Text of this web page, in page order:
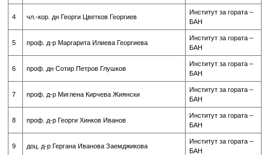
4 чл.-кор. дн Георги Цветков Георгиев
Институт за гората –
БАН
5 проф. д-р Маргарита Илиева Георгиева
Институт за гората –
БАН
6 проф. дн Сотир Петров Глушков
Институт за гората –
БАН
7 проф. д-р Миглена Кирчева Жиянски
Институт за гората –
БАН
8 проф. д-р Георги Хинков Иванов
Институт за гората –
БАН
9 доц. д-р Гергана Иванова Заемджикова
Институт за гората –
БАН